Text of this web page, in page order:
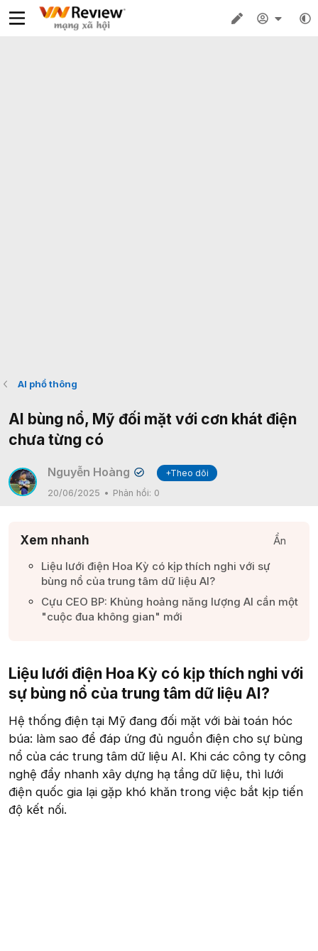
AI phổ thông
AI bùng nổ, Mỹ đối mặt với cơn khát điện
chưa từng có
Nguyễn Hoàng ✔
+Theo dõi
20/06/2025
Phản hồi: 0
Xem nhanh
Ẩn
Liệu lưới điện Hoa Kỳ có kịp thích nghi với sự
bùng nổ của trung tâm dữ liệu AI?​
Cựu CEO BP: Khủng hoảng năng lượng AI cần một
"cuộc đua không gian" mới​
Liệu lưới điện Hoa Kỳ có kịp thích nghi với
sự bùng nổ của trung tâm dữ liệu AI?​
Hệ thống điện tại Mỹ đang đối mặt với bài toán hóc
búa: làm sao để đáp ứng đủ nguồn điện cho sự bùng
nổ của các trung tâm dữ liệu AI. Khi các công ty công
nghệ đẩy nhanh xây dựng hạ tầng dữ liệu, thì lưới
điện quốc gia lại gặp khó khăn trong việc bắt kịp tiến
độ kết nối.